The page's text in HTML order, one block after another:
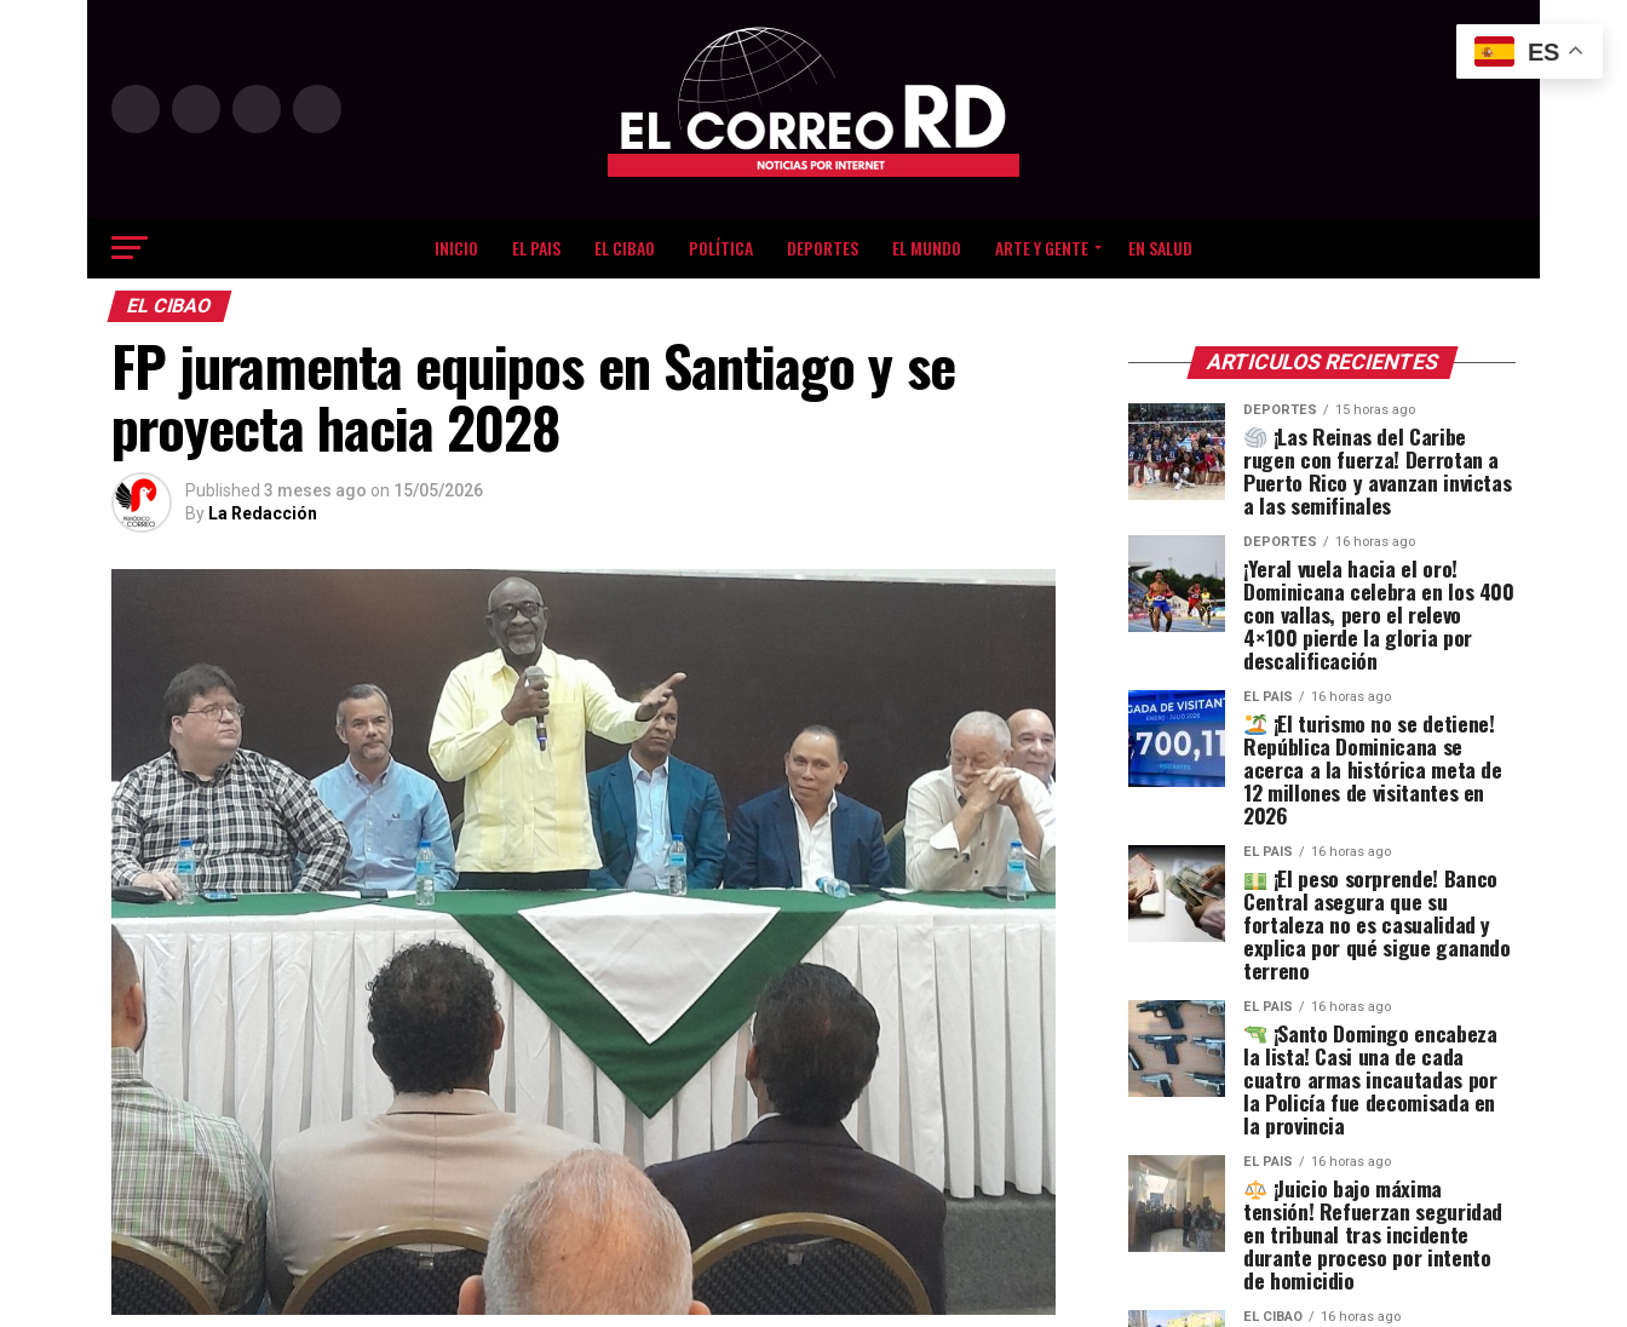
INICIO EL PAIS EL CIBAO POLÍTICA DEPORTES EL MUNDO ARTE Y GENTE EN SALUD
EL CIBAO
FP juramenta equipos en Santiago y se
proyecta hacia 2028
Published 3 meses ago on 15/05/2026
By La Redacción
ARTICULOS RECIENTES
DEPORTES 15 horas ago
¡Las Reinas del Caribe
rugen con fuerza! Derrotan a
Puerto Rico y avanzan invictas
a las semifinales
DEPORTES 16 horas ago
¡Yeral vuela hacia el oro!
Dominicana celebra en los 400
con vallas, pero el relevo
4×100 pierde la gloria por
descalificación
EL PAIS 16 horas ago
¡El turismo no se detiene!
República Dominicana se
acerca a la histórica meta de
12 millones de visitantes en
2026
EL PAIS 16 horas ago
¡El peso sorprende! Banco
Central asegura que su
fortaleza no es casualidad y
explica por qué sigue ganando
terreno
EL PAIS 16 horas ago
¡Santo Domingo encabeza
la lista! Casi una de cada
cuatro armas incautadas por
la Policía fue decomisada en
la provincia
EL PAIS 16 horas ago
¡Juicio bajo máxima
tensión! Refuerzan seguridad
en tribunal tras incidente
durante proceso por intento
de homicidio
EL CIBAO 16 horas ago
ES